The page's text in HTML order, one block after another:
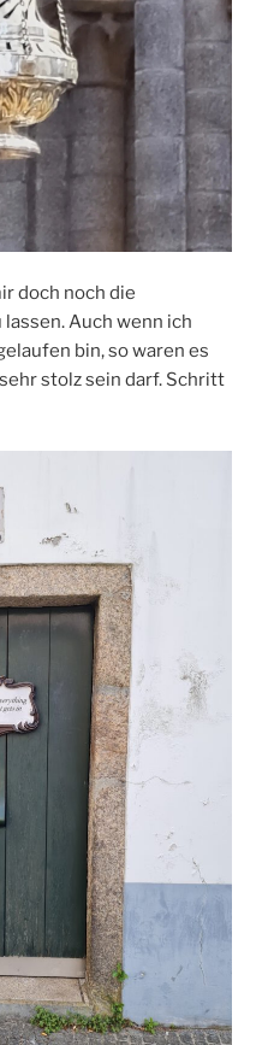
doch noch die
Auch wenn ich
bin, so waren es
stolz sein darf. Schritt